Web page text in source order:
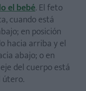
el bebé. El feto
cuando está
en posición
hacia arriba y el
abajo; o en
del cuerpo está